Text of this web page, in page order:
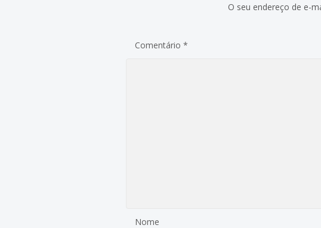
O seu endereço de e-
Comentário*
Nome